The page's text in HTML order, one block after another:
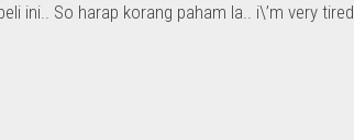
ini.. So harap korang paham la.. i\’m very tired